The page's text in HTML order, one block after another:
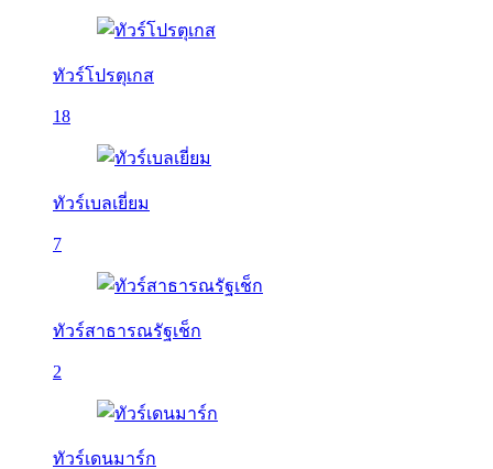
ทัวร์โปรตุเกส
18
ทัวร์เบลเยี่ยม
7
ทัวร์สาธารณรัฐเช็ก
2
ทัวร์เดนมาร์ก